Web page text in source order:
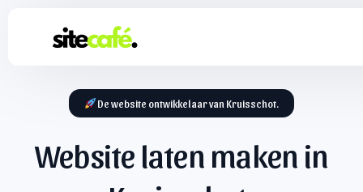
De website ontwikkelaar van Kruisschot.
Website laten maken in